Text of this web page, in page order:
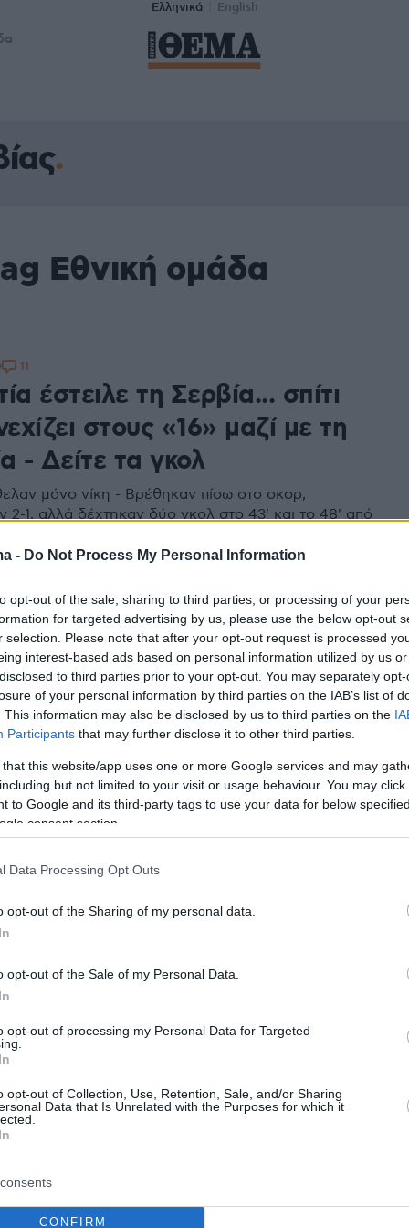
- Do Not Process My Personal Information
opt-out of the sale, sharing to third parties, or processing of your
for targeted advertising by us, please use the below opt-out
selection. Please note that after your opt-out request is processed
interest-based ads based on personal information utilized by us
to third parties prior to your opt-out. You may separately
of your personal information by third parties on the IAB’s list of
This information may also be disclosed by us to third parties on the
Participants that may further disclose it to other third parties.
that this website/app uses one or more Google services and may
but not limited to your visit or usage behaviour. You may
to Google and its third-party tags to use your data for below
consent section.
Data Processing Opt Outs
opt-out of the Sharing of my personal data.
opt-out of the Sale of my Personal Data.
opt-out of processing my Personal Data for Targeted
opt-out of Collection, Use, Retention, Sale, and/or Sharing
Data that Is Unrelated with the Purposes for which it
CONFIRM
Ελληνικά English
Εθνική ομάδα
έστειλε τη Σερβία... σπίτι
στους «16» μαζί με τη
- Δείτε τα γκολ
μόνο νίκη - Bρέθηκαν πίσω στο σκορ,
2-1, αλλά δέχτηκαν δύο γκολ στο 43' και το 48' από
11
2022: Για πρώτη φορά μετά
δύο παιχνίδια με 5+
μια αγωνιστική
στο Καμερούν - Σερβία και πέντε στο
Κορέα
2022: Η Ρωσία ευχήθηκε
στη Σερβία
σήμερα πρεμιέρα απέναντι στη Βραζιλία στο
του Κατάρ και η ομοσπονδία της Ρωσίας